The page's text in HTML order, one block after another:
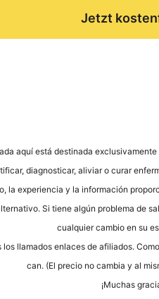
Jetzt
aquí está desti­na­da
dia­gno­sti­car, ali­vi­ar o curar
la expe­ri­en­cia y la infor­mación
Si tiene algún pro­ble­ma de
cual­quier cam­bio en su
los llama­dos enlaces de afi­lia­dos.
can. (El pre­cio no cam­bia y al
¡Much­as